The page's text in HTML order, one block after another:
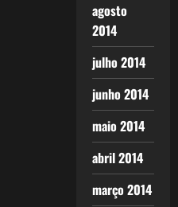
agosto
2014
julho 2014
junho 2014
maio 2014
abril 2014
março 2014